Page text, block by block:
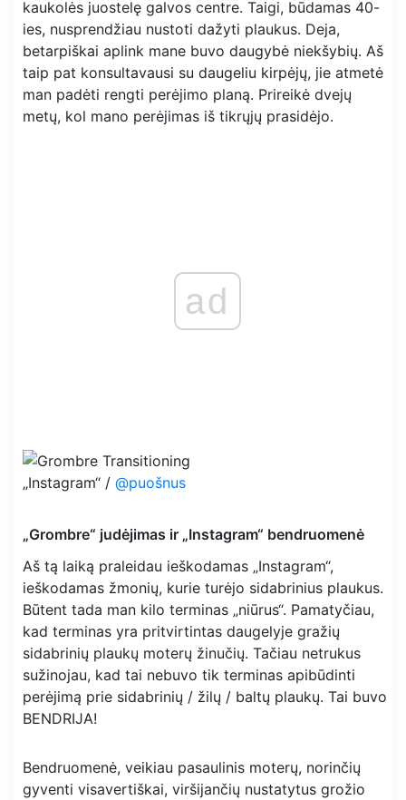
kaukolės juostelę galvos centre. Taigi, būdamas 40-
ies, nusprendžiau nustoti dažyti plaukus. Deja,
betarpiškai aplink mane buvo daugybė niekšybių. Aš
taip pat konsultavausi su daugeliu kirpėjų, jie atmetė
man padėti rengti perėjimo planą. Prireikė dvejų
metų, kol mano perėjimas iš tikrųjų prasidėjo.
ad
„Instagram“ / @puošnus
„Grombre“ judėjimas ir „Instagram“ bendruomenė
Aš tą laiką praleidau ieškodamas „Instagram“,
ieškodamas žmonių, kurie turėjo sidabrinius plaukus.
Būtent tada man kilo terminas „niūrus“. Pamatyčiau,
kad terminas yra pritvirtintas daugelyje gražių
sidabrinių plaukų moterų žinučių. Tačiau netrukus
sužinojau, kad tai nebuvo tik terminas apibūdinti
perėjimą prie sidabrinių / žilų / baltų plaukų. Tai buvo
BENDRIJA!
Bendruomenė, veikiau pasaulinis moterų, norinčių
gyventi visavertiškai, viršijančių nustatytus grožio